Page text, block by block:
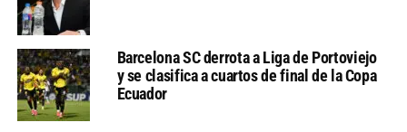
Barcelona SC derrota a Liga de Portoviejo
y se clasifica a cuartos de final de la Copa
Ecuador